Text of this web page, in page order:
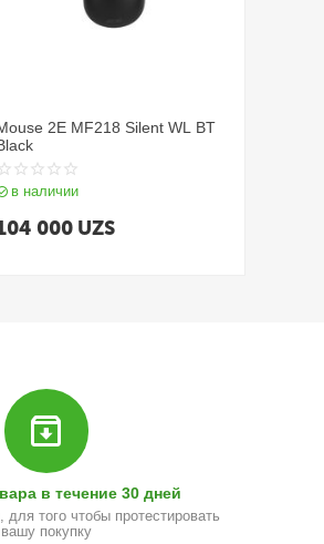
2E MF218 Silent WL BT
в наличии
000 UZS
в течение 30 дней
того чтобы протестировать
вашу покупку